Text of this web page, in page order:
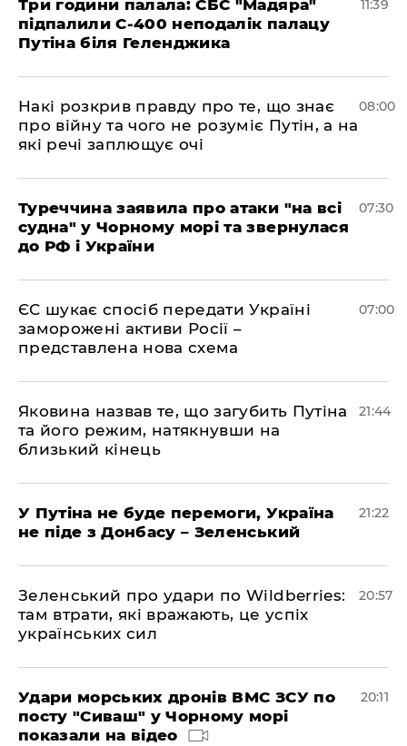
Три години палала: СБС "Мадяра"
підпалили С-400 неподалік палацу
Путіна біля Геленджика
11:39
Накі розкрив правду про те, що знає
про війну та чого не розуміє Путін, а на
які речі заплющує очі
08:00
Туреччина заявила про атаки "на всі
судна" у Чорному морі та звернулася
до РФ і України
07:30
ЄС шукає спосіб передати Україні
заморожені активи Росії –
представлена ​​нова схема
07:00
Яковина назвав те, що загубить Путіна
та його режим, натякнувши на
близький кінець
21:44
У Путіна не буде перемоги, Україна
не піде з Донбасу – Зеленський
21:22
Зеленський про удари по Wildberries:
там втрати, які вражають, це успіх
українських сил
20:57
Удари морських дронів ВМС ЗСУ по
посту "Сиваш" у Чорному морі
показали на відео
20:11